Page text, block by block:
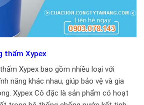
thấm Xypex
Xypex bao gồm nhiều loại với
năng khác nhau, giúp bảo vệ và gia
Xypex Cô đặc là sản phẩm có hoạt